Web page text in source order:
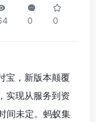
0 0
宝，新版本颠覆
实现从服务到资
间未定。蚂蚁集